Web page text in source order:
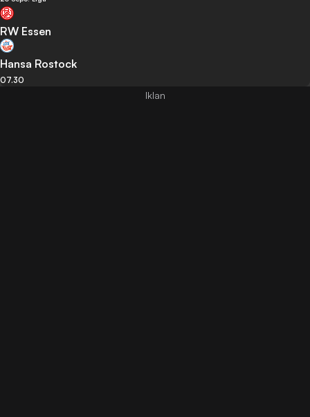
RW Essen
Hansa Rostock
07.30